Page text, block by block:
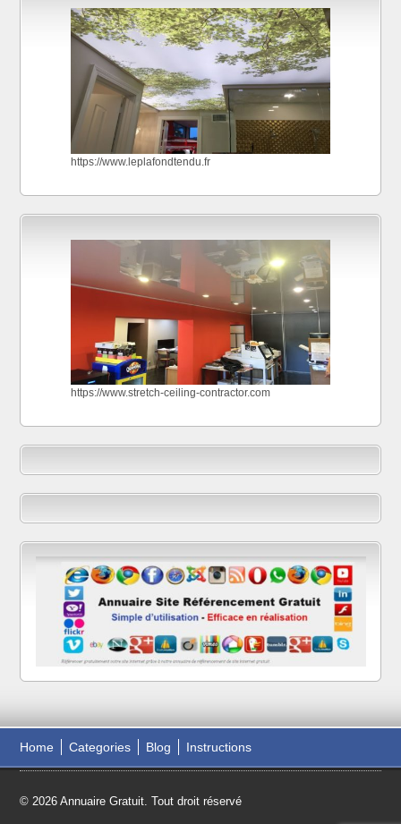
https://www.leplafondtendu.fr
https://www.stretch-ceiling-contractor.com
Home Categories Blog Instructions
© 2026 Annuaire Gratuit. Tout droit réservé